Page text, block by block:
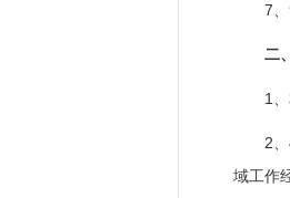
7
二
1
2
域工作